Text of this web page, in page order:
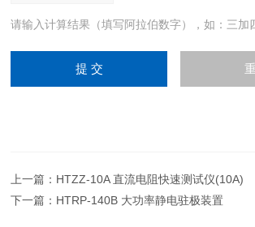
请输入计算结果（填写阿拉伯数字），如：三加
上一篇： HTZZ-10A 直流电阻快速测试仪(10A)
下一篇： HTRP-140B 大功率静电驻极装置